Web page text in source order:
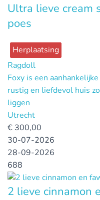
Ultra lieve cream
poes
Herplaatsing
Ragdoll
Foxy is een
rustig en liefdevol huis
liggen
Utrecht
€ 300,00
30-07-2026
28-09-2026
688
2 lieve cinnamon